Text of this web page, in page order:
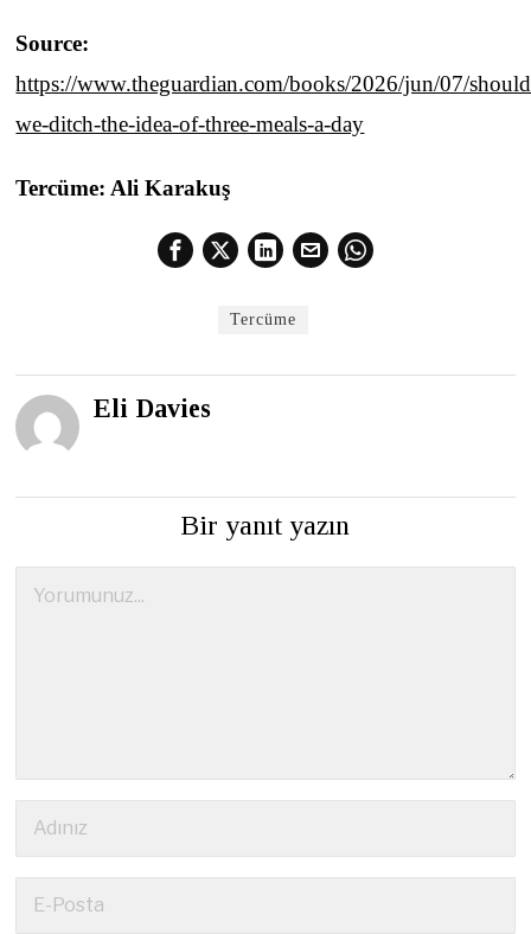
Source:
https://www.theguardian.com/books/2026/jun/07/
we-ditch-the-idea-of-three-meals-a-day
Tercüme: Ali Karakuş
Tercüme
Eli Davies
Bir yanıt yazın